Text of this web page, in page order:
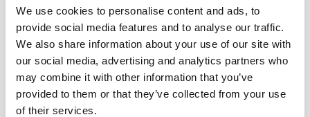
We use cookies to personalise content and ads, to
provide social media features and to analyse our traffic.
We also share information about your use of our site with
our social media, advertising and analytics partners who
may combine it with other information that you’ve
provided to them or that they’ve collected from your use
of their services.
Stockholm
Gøteborg
Malmø
Din hårrejse begynder med
en samtale
Gratis konsultation - ingen forpligtelse, bare et
første skridt mod at forstå, hvad der er rigtigt for